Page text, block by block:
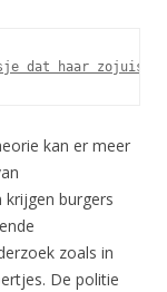
dat haar zojuist
kan er meer
burgers
zoals in
De politie